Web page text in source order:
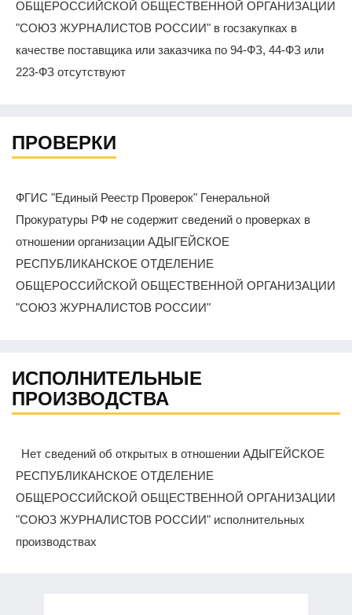
ОБЩЕРОССИЙСКОЙ ОБЩЕСТВЕННОЙ ОРГАНИЗАЦИИ
"СОЮЗ ЖУРНАЛИСТОВ РОССИИ" в госзакупках в
качестве поставщика или заказчика по 94-ФЗ, 44-ФЗ или
223-ФЗ отсутствуют
ПРОВЕРКИ
ФГИС "Единый Реестр Проверок" Генеральной
Прокуратуры РФ не содержит сведений о проверках в
отношении организации АДЫГЕЙСКОЕ
РЕСПУБЛИКАНСКОЕ ОТДЕЛЕНИЕ
ОБЩЕРОССИЙСКОЙ ОБЩЕСТВЕННОЙ ОРГАНИЗАЦИИ
"СОЮЗ ЖУРНАЛИСТОВ РОССИИ"
ИСПОЛНИТЕЛЬНЫЕ
ПРОИЗВОДСТВА
Нет сведений об открытых в отношении АДЫГЕЙСКОЕ
РЕСПУБЛИКАНСКОЕ ОТДЕЛЕНИЕ
ОБЩЕРОССИЙСКОЙ ОБЩЕСТВЕННОЙ ОРГАНИЗАЦИИ
"СОЮЗ ЖУРНАЛИСТОВ РОССИИ" исполнительных
производствах